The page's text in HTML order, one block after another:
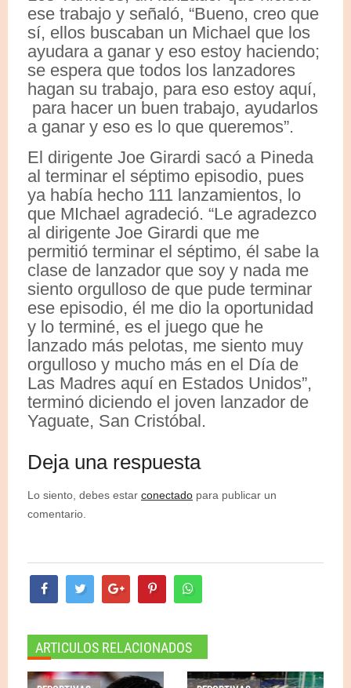
ese trabajo y señaló, “Bueno, creo que
sí, ellos buscaban un Michael que los
ayudara a ganar y eso estoy haciendo;
se espera que todos los lanzadores
hagan su trabajo, para eso estoy aquí,
para hacer un buen trabajo, ayudarlos
a ganar y eso es lo que queremos”.
El dirigente Joe Girardi sacó a Pineda
al terminar el séptimo episodio, pues
ya había hecho 111 lanzamientos, lo
que MIchael agradeció. “Le agradezco
al dirigente Joe Girardi que me
permitió terminar el séptimo, él sabe la
clase de lanzador que soy y nada me
siento orgulloso de que pude terminar
ese episodio, él me dio la oportunidad
y lo terminé, es el juego que he
lanzado más pelotas, me siento muy
orgulloso y mucho más en el Día de
Las Madres aquí en Estados Unidos”,
terminó diciendo el joven lanzador de
Yaguate, San Cristóbal.
Deja una respuesta
Lo siento, debes estar conectado para publicar un
comentario.
ARTICULOS RELACIONADOS